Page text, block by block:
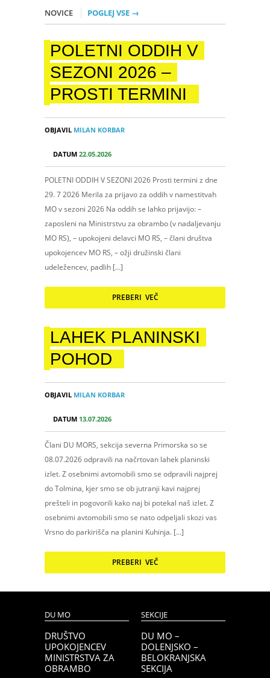
NOVICE POGLEJ VSE →
POLETNI ODDIH V
SEZONI 2026 –
PROSTI TERMINI
OBJAVIL MILAN KORBAR
DATUM 22.05.2026
POLETNI ODDIH V SEZONI 2026 Prosti termini z dne
29. 7 2026 Merila za prijavo za oddih v namestitvah
MO v sezoni 2026 Na oddih se lahko prijavijo: –
zaposleni na Ministrstvu za obrambo (v nadaljevanju
MO RS), – upokojeni delavci MO RS, – člani društva
upokojencev MO RS, – ožji družinski člani
udeležencev, padlih […]
PREBERI VEČ
LAHEK PLANINSKI
POHOD
OBJAVIL MILAN KORBAR
DATUM 13.07.2026
Člani DU MORS, sekcija severna Primorska so se
08.07.2026 odpravili na načrtovan lahek planinski
izlet. Z osebnimi avtomobili smo se odpravili najprej
do Tolmina, kjer smo se ob jutranji kavi najprej
prešteli in pogovorili kako naj bi potekal naš izlet. Z
osebnimi avtomobili smo se nato odpeljali skozi vas
Vrsno do parkirišča na planini Kuhinja. […]
PREBERI VEČ
DU MO
DRUŠTVO
UPOKOJENCEV
MINISTRSTVA ZA
OBRAMBO
SEKCIJE
DU MO –
DOLENJSKO –
BELOKRANJSKA
SEKCIJA